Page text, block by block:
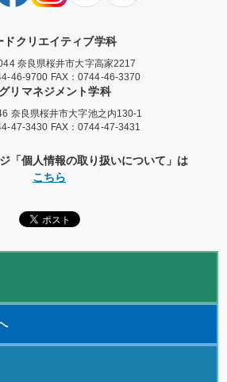
ドクリエイティブ学科
奈良県桜井市大字高家2217
46-9700 FAX：0744-46-3370
リマネジメント学科
奈良県桜井市大字池之内130-1
47-3430 FAX：0744-47-3431
「個人情報の取り扱いについて」は
こちら